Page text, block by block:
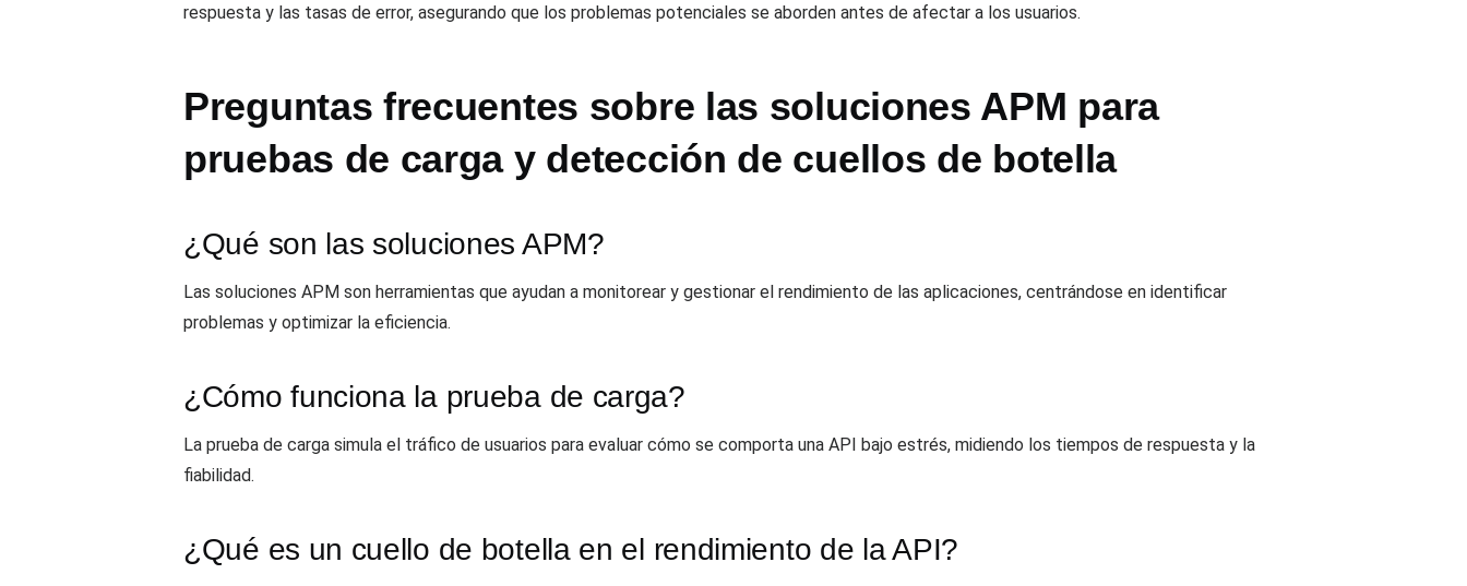
respuesta y las tasas de error, asegurando que los problemas potenciales se aborden antes de afectar a los usuarios.
Preguntas frecuentes sobre las soluciones APM para
pruebas de carga y detección de cuellos de botella
¿Qué son las soluciones APM?
Las soluciones APM son herramientas que ayudan a monitorear y gestionar el rendimiento de las aplicaciones, centrándose en identificar
problemas y optimizar la eficiencia.
¿Cómo funciona la prueba de carga?
La prueba de carga simula el tráfico de usuarios para evaluar cómo se comporta una API bajo estrés, midiendo los tiempos de respuesta y la
fiabilidad.
¿Qué es un cuello de botella en el rendimiento de la API?